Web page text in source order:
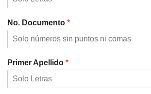
No. Documento *
Primer Apellido *